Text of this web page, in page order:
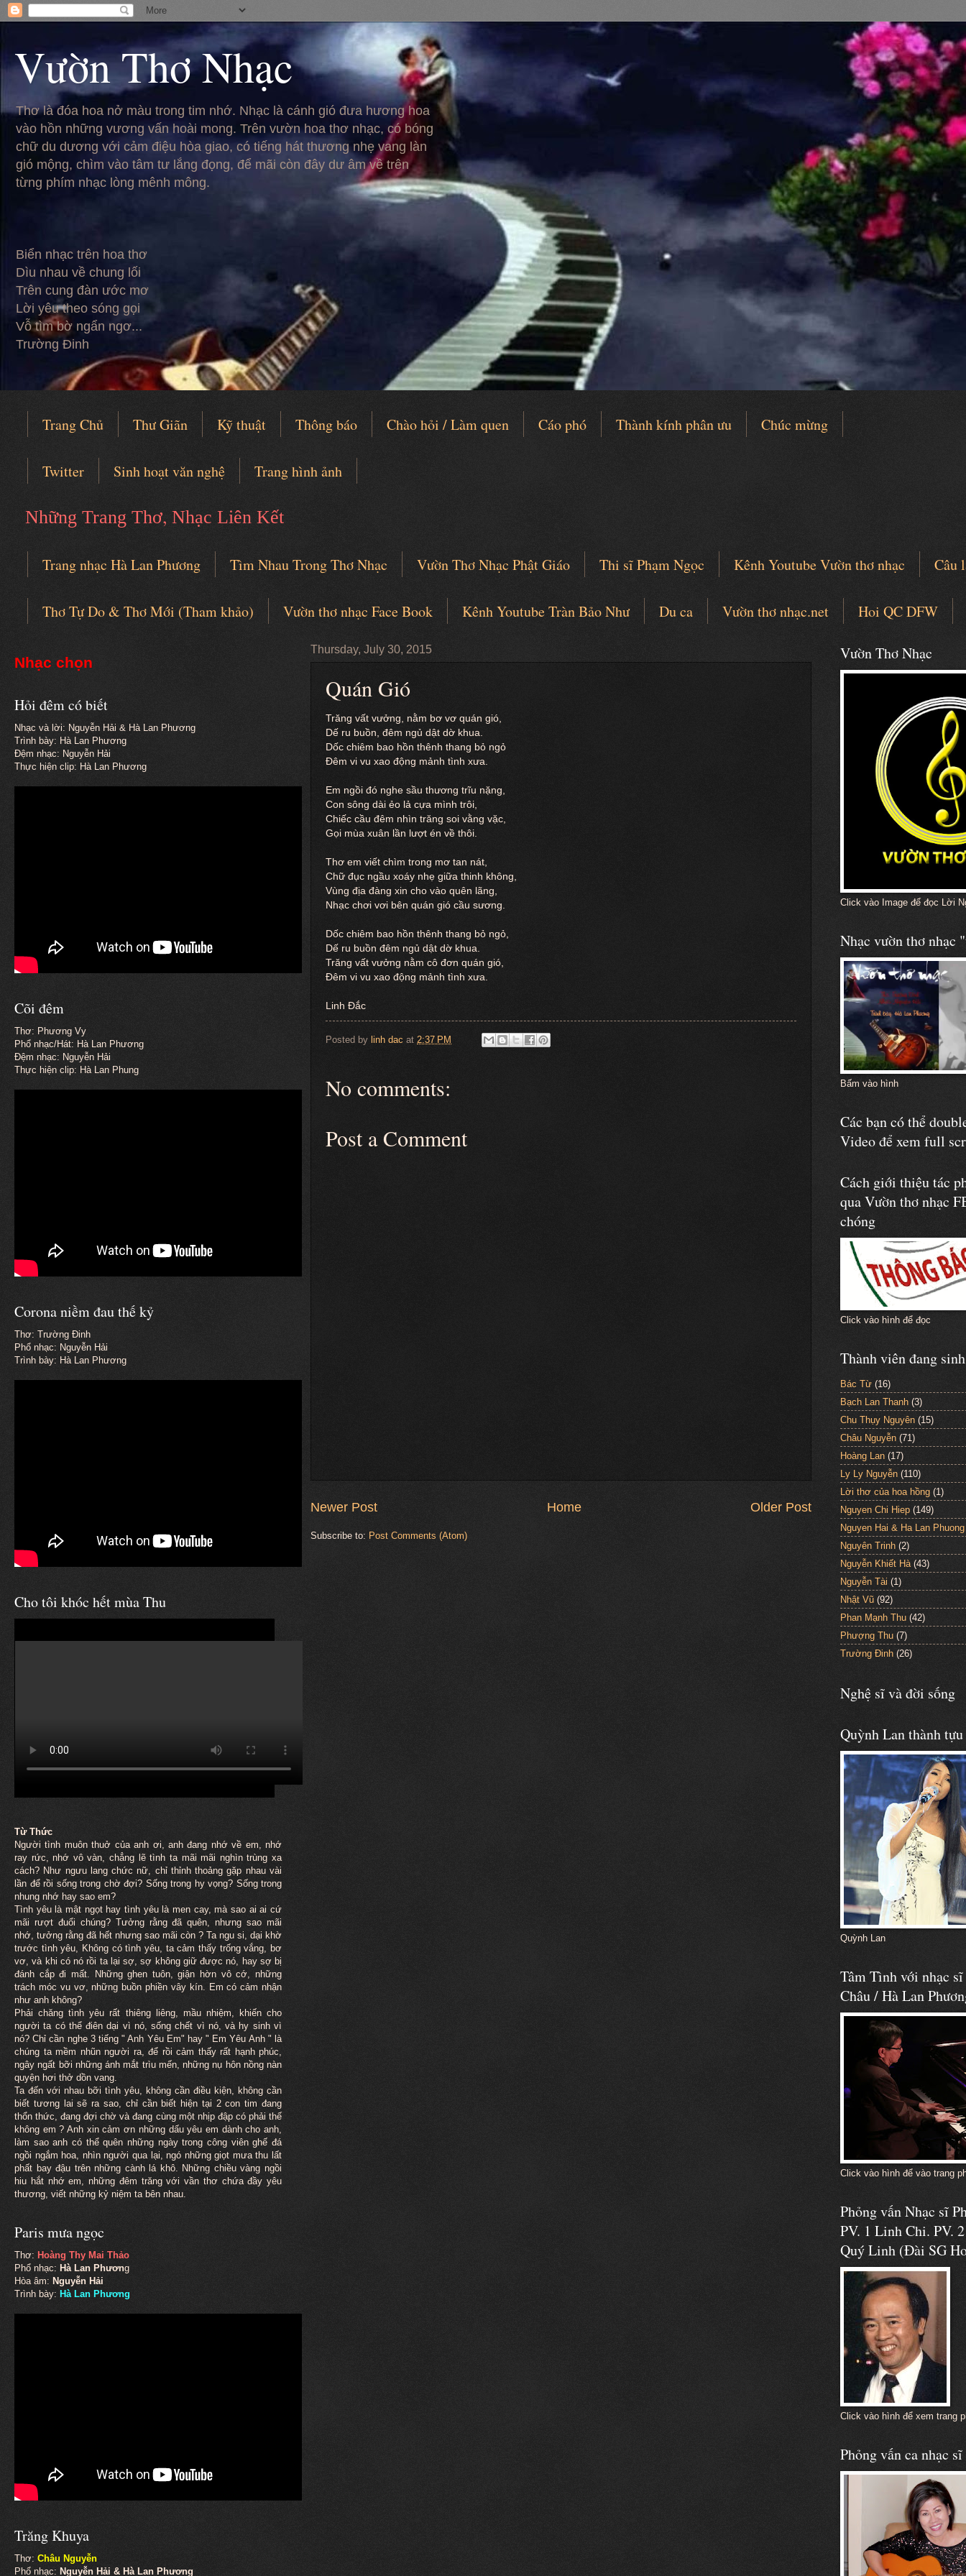
Vườn Thơ Nhạc
Thơ là đóa hoa nở màu trong tim nhớ. Nhạc là cánh gió đưa hương hoa
vào hồn những vương vấn hoài mong. Trên vườn hoa thơ nhạc, có bóng
chữ du dương với cảm điệu hòa giao, có tiếng hát thương nhẹ vang làn
gió mộng, chìm vào tâm tư lắng đọng, để mãi còn đây dư âm về trên
từng phím nhạc lòng mênh mông.
Biển nhạc trên hoa thơ
Dìu nhau về chung lối
Trên cung đàn ước mơ
Lời yêu theo sóng gọi
Vỗ tìm bờ ngẩn ngơ...
Trường Đinh
Trang Chủ Thư Giãn Kỹ thuật Thông báo Chào hỏi / Làm quen Cáo phó Thành kính phân ưu Chúc mừng
Twitter Sinh hoạt văn nghệ Trang hình ảnh
Những Trang Thơ, Nhạc Liên Kết
Trang nhạc Hà Lan Phương Tìm Nhau Trong Thơ Nhạc Vườn Thơ Nhạc Phật Giáo Thi sĩ Phạm Ngọc Kênh Youtube Vườn thơ nhạc
Câu
Thơ Tự Do & Thơ Mới (Tham khảo)
Vườn thơ nhạc Face Book Kênh Youtube Tràn Bảo Như Du ca Vườn thơ nhạc.net Hoi QC DFW
Thursday, July 30, 2015
Quán Gió
Trăng vất vưởng, nằm bơ vơ quán gió,
Dế ru buồn, đêm ngủ dật dờ khua.
Dốc chiêm bao hồn thênh thang bỏ ngỏ
Đêm vi vu xao động mảnh tình xưa.
Em ngồi đó nghe sầu thương trĩu nặng,
Con sông dài ẻo lả cựa mình trôi,
Chiếc cầu đêm nhìn trăng soi vằng vặc,
Gọi mùa xuân lần lượt én về thôi.
Thơ em viết chìm trong mơ tan nát,
Chữ đục ngầu xoáy nhẹ giữa thinh không,
Vùng địa đàng xin cho vào quên lãng,
Nhạc chơi vơi bên quán gió cầu sương.
Dốc chiêm bao hồn thênh thang bỏ ngỏ,
Dế ru buồn đêm ngủ dật dờ khua.
Trăng vất vưởng nằm cô đơn quán gió,
Đêm vi vu xao động mảnh tình xưa.
Linh Đắc
Posted by linh dac at 2:37 PM
No comments:
Post a Comment
Newer Post Older Post
Home
Subscribe to: Post Comments (Atom)
Nhạc chọn
Hỏi đêm có biết
Nhạc và lời: Nguyễn Hải & Hà Lan Phương
Trình bày: Hà Lan Phương
Đệm nhạc: Nguyễn Hải
Thực hiện clip: Hà Lan Phương
Cõi đêm
Thơ: Phương Vy
Phổ nhạc/Hát: Hà Lan Phương
Đệm nhạc: Nguyễn Hải
Thực hiện clip: Hà Lan Phung
Corona niềm đau thế kỷ
Thơ: Trường Đinh
Phổ nhạc: Nguyễn Hải
Trình bày: Hà Lan Phương
Cho tôi khóc hết mùa Thu
Từ Thức
Người tình muônthuở của anh ơi, anh đang nhớ về em, nhớ
ray rức, nhớ vô vàn, chẳng lẽ tình ta mãi mãi nghìn trùng xa
cách? Như ngưu lang chức nữ, chỉ thỉnh thoảng gặp nhau vài
lần để rồi sống trong chờ đợi? Sống trong hy vọng? Sống trong
nhung nhớ hay sao em?
Tình yêu là mật ngọt hay tình yêu là men cay, mà sao ai ai cứ
mãi rượt đuổi chúng? Tưởng rằng đã quên, nhưng sao mãi
nhớ, tưởng rằng đã hết nhưng sao mãi còn ? Ta ngu si, dại khờ
trước tình yêu, Không có tình yêu, ta cảm thấy trống vắng, bơ
vơ, và khi có nó rồi ta lại sợ, sợ không giữ được nó, hay sợ bị
đánh cắp đi mất. Những ghen tuôn, giận hờn vô cớ, những
trách móc vu vơ, những buồn phiền vây kín. Em có cảm nhận
như anh không?
Phải chăng tình yêu rất thiêng liêng, mầu nhiệm, khiến cho
người ta có thể điên dại vì nó, sống chết vì nó, và hy sinh vì
nó? Chỉ cần nghe 3 tiếng " Anh Yêu Em" hay " Em Yêu Anh " là
chúng ta mềm nhũn người ra, để rồi cảm thấy rất hạnh phúc,
ngây ngất bỡi những ánh mắt trìu mến, những nụ hôn nồng nàn
quyện hơi thở dồn vang.
Ta đến với nhau bỡi tình yêu, không cần điều kiện, không cần
biết tương lai sẽ ra sao, chỉ cần biết hiện tại 2 con tim đang
thổn thức, đang đợi chờ và đang cùng một nhịp đập có phải thế
không em ? Anh xin cảm ơn những dấu yêu em dành cho anh,
làm sao anh có thể quên những ngày trong công viên ghế đá
ngồi ngắm hoa, nhìn người qua lại, ngó những giọt mưa thu lất
phất bay đậu trên những cành lá khô. Những chiều vàng ngồi
hiu hắt nhớ em, những đêm trăng với vần thơ chứa đầy yêu
thương, viết những kỷ niệm ta bên nhau.
Paris mưa ngọc
Thơ: Hoàng Thy Mai Thảo
Phổ nhạc: Hà Lan Phương
Hòa âm: Nguyễn Hải
Trình bày: Hà Lan Phương
Trăng Khuya
Thơ: Châu Nguyễn
Phổ nhạc: Nguyễn Hải & Hà Lan Phương
Vườn Thơ Nhạc
Click vào Image để đọc Lời
Nhạc vườn thơ nhạc
Bấm vào hình
Các bạn có thể
Video để xem full
Cách giới thiệu tác
qua Vườn thơ nhạc
chóng
Click vào hình để đọc
Thành viên đang
Bác Từ (16)
Bạch Lan Thanh (3)
Chu Thụy Nguyên (15)
Châu Nguyễn (71)
Hoàng Lan (17)
Ly Ly Nguyễn (110)
Lời thơ của hoa hồng (1)
Nguyen Chi Hiep (149)
Nguyen Hai & Ha Lan Phuong
Nguyên Trinh (2)
Nguyễn Khiết Hà (43)
Nguyễn Tài (1)
Nhật Vũ (92)
Phan Mạnh Thu (42)
Phượng Thu (7)
Trường Đinh (26)
Nghệ sĩ và đời sống
Quỳnh Lan thành
Quỳnh Lan
Tâm Tình với nhạc
Châu / Hà Lan
Click vào hình để vào trang
Phỏng vấn Nhạc sĩ
PV. 1 Linh Chi. PV.
Quý Linh (Đài SG
Click vào hình để xem trang
Phỏng vấn ca nhạc